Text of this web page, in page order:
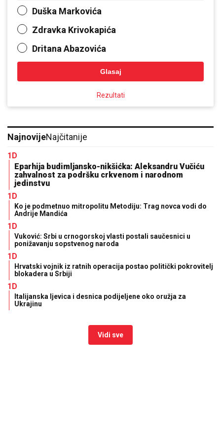
Duška Markovića
Zdravka Krivokapića
Dritana Abazovića
Glasaj
Rezultati
NajnovijeNajčitanije
1D
Eparhija budimljansko-nikšićka: Aleksandru Vučiću
zahvalnost za podršku crkvenom i narodnom
jedinstvu
1D
Ko je podmetnuo mitropolitu Metodiju: Trag novca vodi do
Andrije Mandića
1D
Vuković: Srbi u crnogorskoj vlasti postali saučesnici u
ponižavanju sopstvenog naroda
1D
Hrvatski vojnik iz ratnih operacija postao politički pokrovitelj
blokadera u Srbiji
1D
Italijanska ljevica i desnica podijeljene oko oružja za
Ukrajinu
Vidi sve